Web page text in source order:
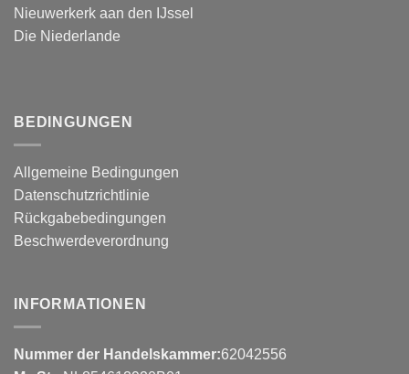
Nieuwerkerk aan den IJssel
Die Niederlande
BEDINGUNGEN
Allgemeine Bedingungen
Datenschutzrichtlinie
Rückgabebedingungen
Beschwerdeverordnung
INFORMATIONEN
Nummer der Handelskammer:62042556